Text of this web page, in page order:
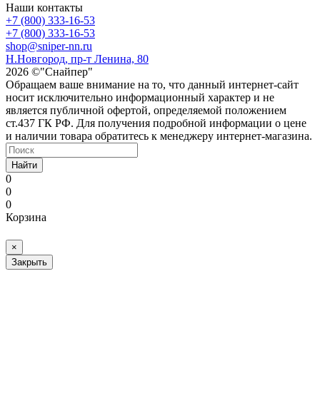
Наши контакты
+7 (800) 333-16-53
+7 (800) 333-16-53
shop@sniper-nn.ru
Н.Новгород, пр-т Ленина, 80
2026 ©"Снайпер"
Обращаем ваше внимание на то, что данный интернет-сайт
носит исключительно информационный характер и не
является публичной офертой, определяемой положением
ст.437 ГК РФ. Для получения подробной информации о цене
и наличии товара обратитесь к менеджеру интернет-магазина.
Найти
0
0
0
Корзина
×
Закрыть